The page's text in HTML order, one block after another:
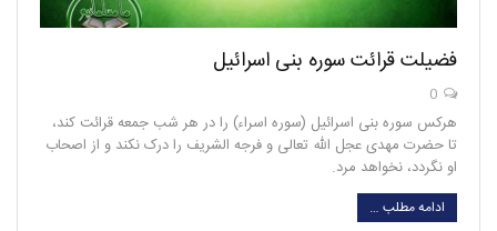
فضیلت قرائت سوره بنی اسرائیل
هرکس سوره بنی اسرائیل (سوره اسراء) را در هر شب جمعه قرائت کند،
تا حضرت مهدی عجل الله تعالی و فرجه الشریف را درک نکند و از اصحاب
او نگردد، نخواهد مرد.
ادامه مطلب …